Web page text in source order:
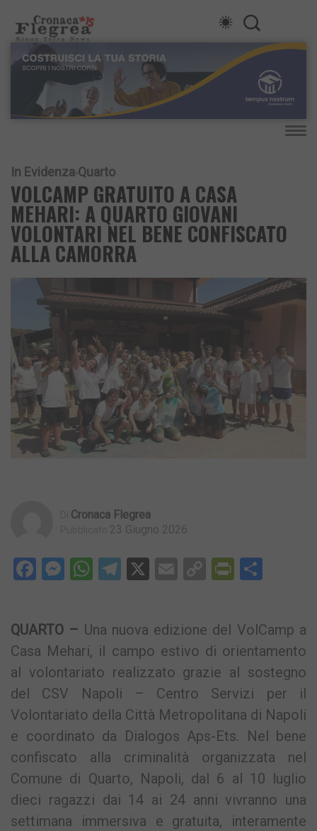
In Evidenza Quarto
VOLCAMP GRATUITO A CASA
MEHARI: A QUARTO GIOVANI
VOLONTARI NEL BENE CONFISCATO
ALLA CAMORRA
Cronaca Flegrea
23 Giugno 2026
Facebook
Messenger
WhatsApp
Telegram
X EmailCopy
QUARTO – Una nuova edizione del VolCamp a
Casa Mehari, il campo estivo di orientamento
al volontariato realizzato grazie al sostegno
del CSV Napoli – Centro Servizi per il
Volontariato della Città Metropolitana di Napoli
e coordinato da Dialogos Aps-Ets. Nel bene
confiscato alla criminalità organizzata nel
Comune di Quarto, Napoli, dal 6 al 10 luglio
dieci ragazzi dai 14 ai 24 anni vivranno una
settimana immersiva e gratuita, interamente